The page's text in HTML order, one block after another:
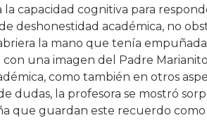
capacidad cognitiva para
deshonestidad académica, no
la mano que tenía
una imagen del Padre
como también en otros
dudas, la profesora se mostró
que guardan este recuerdo